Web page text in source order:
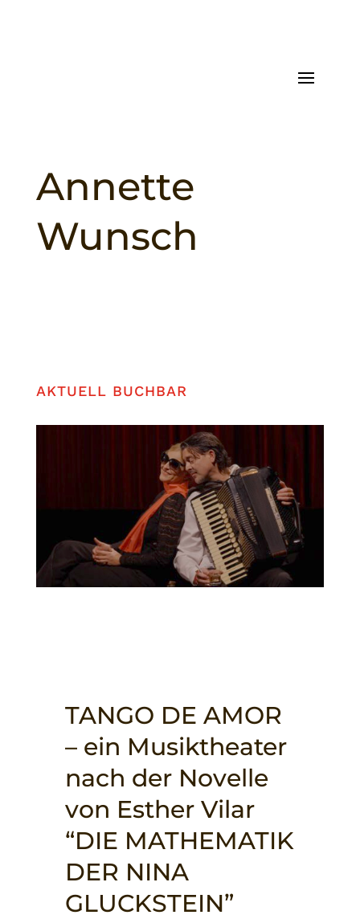
Annette
Wunsch
AKTUELL BUCHBAR
TANGO DE AMOR
– ein Musiktheater
nach der Novelle
von Esther Vilar
“DIE MATHEMATIK
DER NINA
GLUCKSTEIN”